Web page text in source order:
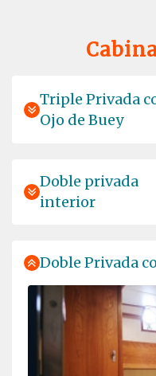
arctic exploring,
comfort. The guides
fine, the drinks
way around arctic
remember for the rest
Grandios
por Andrea Schmeinck
Wahnsinnig schön!!!
Triple Privada
Ojo de Buey
Doble privada
interior
Doble Privada